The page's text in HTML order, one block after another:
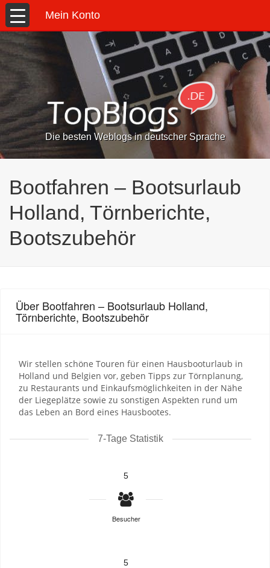
Mein Konto
Die besten Weblogs in deutscher Sprache
Bootfahren – Bootsurlaub
Holland, Törnberichte,
Bootszubehör
Über Bootfahren – Bootsurlaub Holland,
Törnberichte, Bootszubehör
Wir stellen schöne Touren für einen Hausbooturlaub in
Holland und Belgien vor, geben Tipps zur Törnplanung,
zu Restaurants und Einkaufsmöglichkeiten in der Nähe
der Liegeplätze sowie zu sonstigen Aspekten rund um
das Leben an Bord eines Hausbootes.
7-Tage Statistik
5
Besucher
5